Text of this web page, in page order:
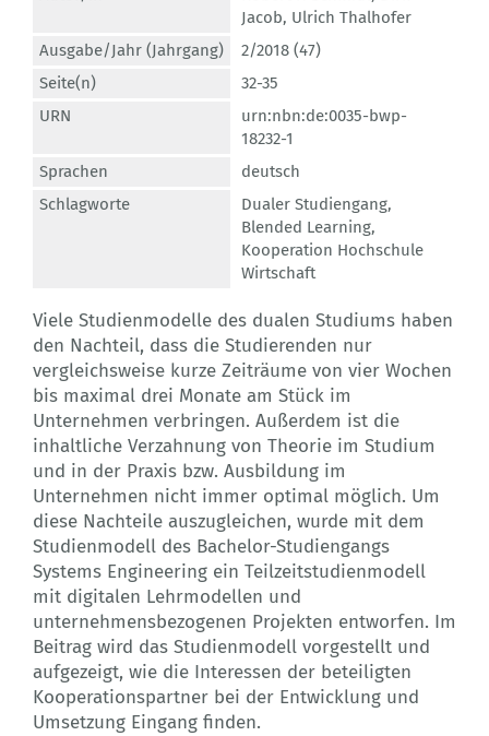
Jacob, Ulrich Thalhofer
Ausgabe/Jahr (Jahrgang)
2/2018 (47)
Seite(n)
32-35
URN
urn:nbn:de:0035-bwp-
18232-1
Sprachen
deutsch
Schlagworte
Dualer Studiengang,
Blended Learning,
Kooperation Hochschule
Wirtschaft
Viele Studienmodelle des dualen Studiums haben
den Nachteil, dass die Studierenden nur
vergleichsweise kurze Zeiträume von vier Wochen
bis maximal drei Monate am Stück im
Unternehmen verbringen. Außerdem ist die
inhaltliche Verzahnung von Theorie im Studium
und in der Praxis bzw. Ausbildung im
Unternehmen nicht immer optimal möglich. Um
diese Nachteile auszugleichen, wurde mit dem
Studienmodell des Bachelor-Studiengangs
Systems Engineering ein Teilzeitstudienmodell
mit digitalen Lehrmodellen und
unternehmensbezogenen Projekten entworfen. Im
Beitrag wird das Studienmodell vorgestellt und
aufgezeigt, wie die Interessen der beteiligten
Kooperationspartner bei der Entwicklung und
Umsetzung Eingang finden.